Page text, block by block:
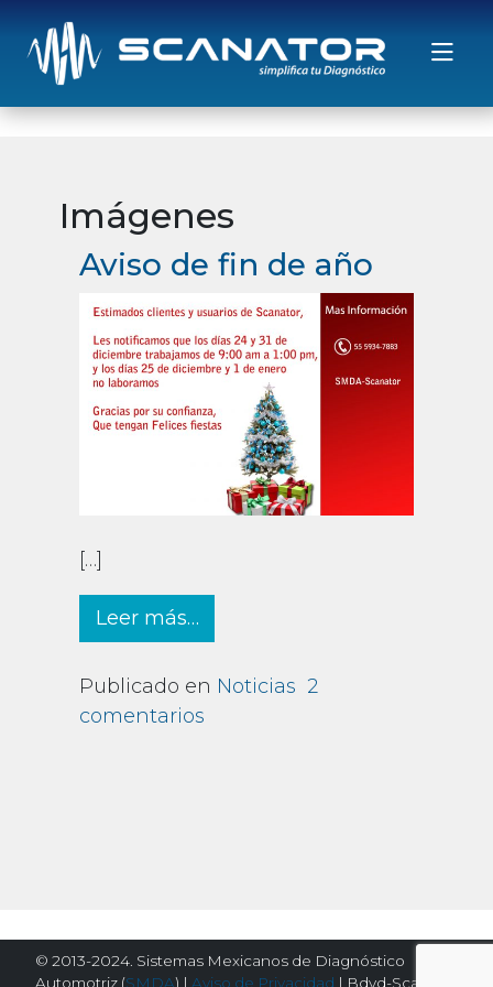
Saltar al contenido
Imágenes
Aviso de fin de año
[…]
Leer más…from Aviso de fin de año
Publicado en Noticias 2
comentarios
© 2013-2024. Sistemas Mexicanos de Diagnóstico
Automotriz (SMDA) | Aviso de Privacidad | Bdyd-Scanator